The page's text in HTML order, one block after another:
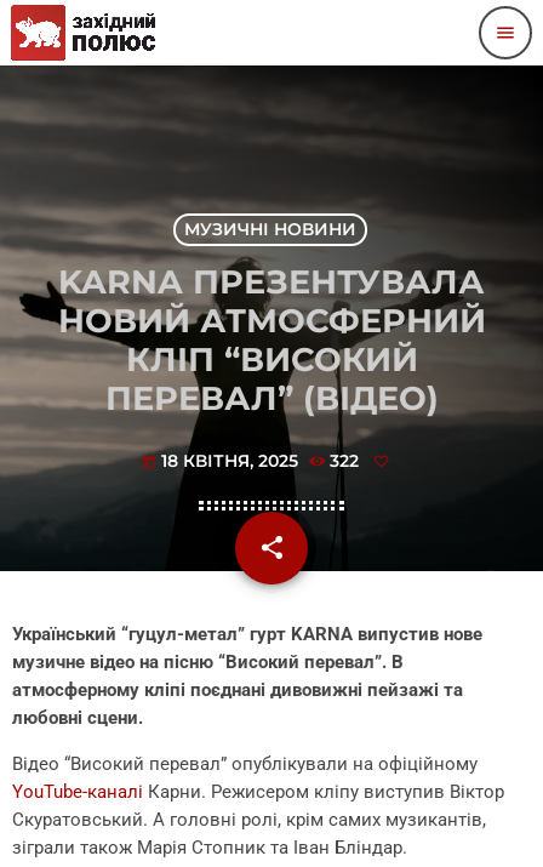
menu
МУЗИЧНІ НОВИНИ
KARNA ПРЕЗЕНТУВАЛА
НОВИЙ АТМОСФЕРНИЙ
КЛІП “ВИСОКИЙ
ПЕРЕВАЛ” (ВІДЕО)
today 18 КВІТНЯ, 2025 322
share
email
Український “гуцул-метал” гурт KARNA випустив нове
музичне відео на пісню “Високий перевал”. В
атмосферному кліпі поєднані дивовижні пейзажі та
любовні сцени.
Відео “Високий перевал” опублікували на офіційному
YouTube-каналі Карни. Режисером кліпу виступив Віктор
Скуратовський. А головні ролі, крім самих музикантів,
зіграли також Марія Стопник та Іван Бліндар.